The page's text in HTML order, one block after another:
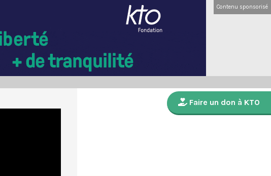
Contenu sponsorisé
Faire un don à KTO